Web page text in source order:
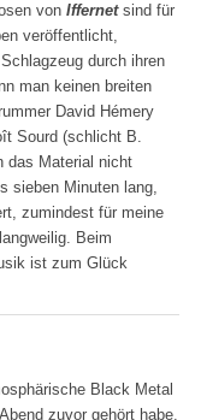
vonIffernetsind für
veröffentlicht,
durch ihren
man keinen breiten
David Hémery
Sourd (schlicht B.
das Material nicht
sieben Minuten lang,
zumindest für meine
Beim
ist zum Glück
Black Metal
zuvor gehört habe.